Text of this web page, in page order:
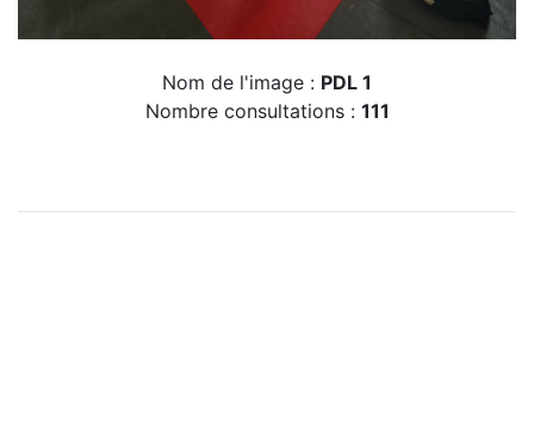
Nom de l'image : PDL 1
Nombre consultations : 111